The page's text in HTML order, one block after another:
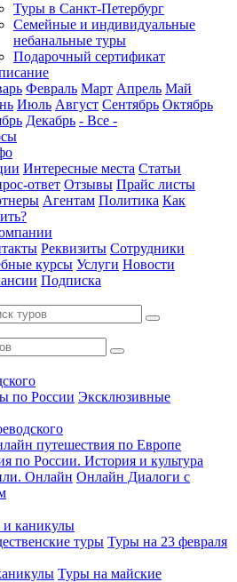
Туры в Санкт-Петербург
Семейные и индивидуальные
небанальные туры
Подарочный сертификат
Февраль Март Апрель Май
Июль Август Сентябрь Октябрь
Декабрь - Все -
Интересные места Статьи
ответ Отзывы Прайс листы
Агентам Политика Как
Реквизиты Сотрудники
курсы Услуги Новости
Подписка
по России Эксклюзивные
путешествия по Европе
по России. История и культура
Онлайн Онлайн Диалоги с
и каникулы
туры Туры на 23 февраля
Туры на майские